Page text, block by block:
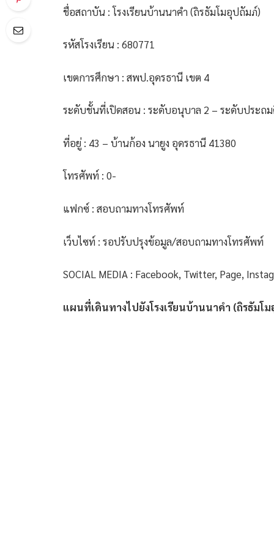
ชื่อสถาบัน : โรงเรียนบ้านนาคำ (ถิรธัมโมอุปถัมภ์)
รหัสโรงเรียน : 680771
เขตการศึกษา : สพป.อุดรธานี เขต 4
ระดับชั้นที่เปิดสอน : ระดับอนุบาล 2 – ระดับประถ
ที่อยู่ : 43 – บ้านก้อง นายูง อุดรธานี 41380
โทรศัพท์ : 0-
แฟกซ์ : สอบถามทางโทรศัพท์
เว็บไซท์ : รอปรับปรุงข้อมูล/สอบถามทางโทรศัพท์
SOCIAL MEDIA : Facebook, Twitter, Page,
แผนที่เดินทางไปยังโรงเรียนบ้านนาคำ (ถิรธัมโ